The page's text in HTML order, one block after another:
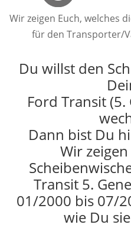
Wir zeigen Euch, welches
für den Transporter/
Du willst den
Ford Transit
Dann bist Du
Wir
Transit 5.
01/2000 bis 07/
wie Du